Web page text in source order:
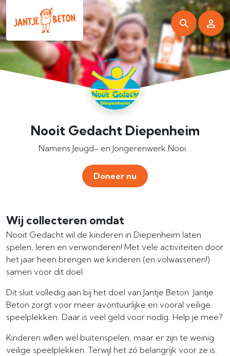
Nooit Gedacht Diepenheim
Namens Jeugd- en Jongerenwerk Nooi...
Doneer nu
Wij collecteren omdat
Nooit Gedacht wil de kinderen in Diepenheim laten
spelen, leren en verwonderen! Met vele activiteiten door
het jaar heen brengen we kinderen (en volwassenen!)
samen voor dit doel.
Dit sluit volledig aan bij het doel van Jantje Beton: Jantje
Beton zorgt voor meer avontuurlijke en vooral veilige
speelplekken. Daar is veel geld voor nodig. Help je mee?
Kinderen willen wel buitenspelen, maar er zijn te weinig
veilige speelplekken. Terwijl het zó belangrijk voor ze is.